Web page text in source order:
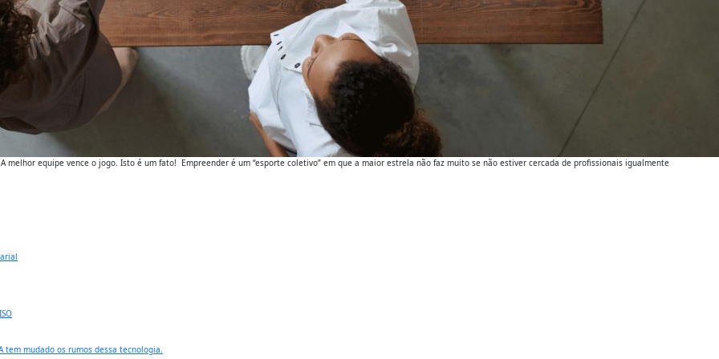
equipe vence o jogo. Isto é um fato! Empreender é um “esporte coletivo” em que a maior estrela não faz muito se não estiver cercada de profissionais igualmente
tem mudado os rumos dessa tecnologia.